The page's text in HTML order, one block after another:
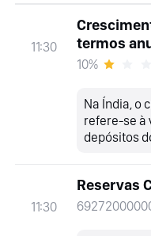
11:30
termos
10%
Na Índia, o
refere-se à
depósitos
11:30
Reservas